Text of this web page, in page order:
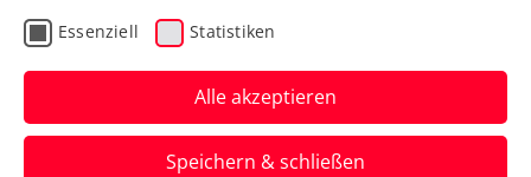
Österreicher:innen-
Quartett in Wimbledon
ausgeschieden
Essenziell Statistiken
Alle akzeptieren
Speichern & schließen